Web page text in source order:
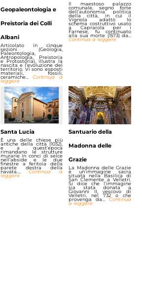
Geopaleontologia e
Preistoria dei Colli
Albani
Articolato in cinque
sezioni (Geologia,
Paleontologia,
Antropologia, Preistoria
e Protostoria), illustra la
nascita e l’evoluzione del
territorio. Vi sono esposti
materiali, fossili,
ceramiche…Continua a
leggere
Il maestoso palazzo
comunale, segno forte
dell’autonomia politica
della città, in cui il
Vignola adattò lo
schema costruttivo usato
a Caprarola per i
Farnese, fu continuato
alla sua morte (1573) da…
Continua a leggere
Santa Lucia
È una delle chiese più
antiche della città (1032),
e a quest’epoca
rimandano le strutture
murarie in conci di selce
nell’abside e le due
finestre a feritoia della
parete destra della
navata.…Continua a
leggere
Santuario della
Madonna delle
Grazie
La Madonna delle Grazie
è un’immagine sacra
situata nella Basilica di
San Clemente a Velletri.
Si dice che l’immagine
sia stata donata a
Giovanni II, vescovo di
Velletri, nel 732 o che
provenga da… Continua
a leggere